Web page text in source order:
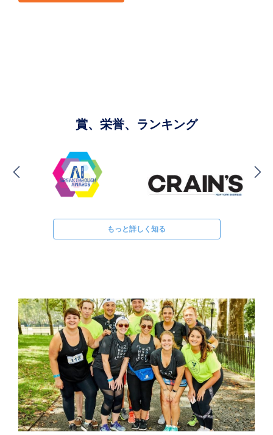
賞、栄誉、ランキング
もっと詳しく知る